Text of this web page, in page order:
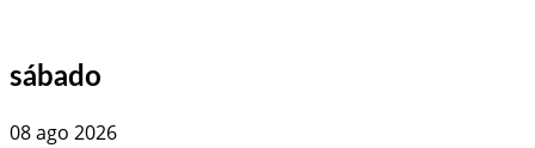
sábado
08 ago 2026